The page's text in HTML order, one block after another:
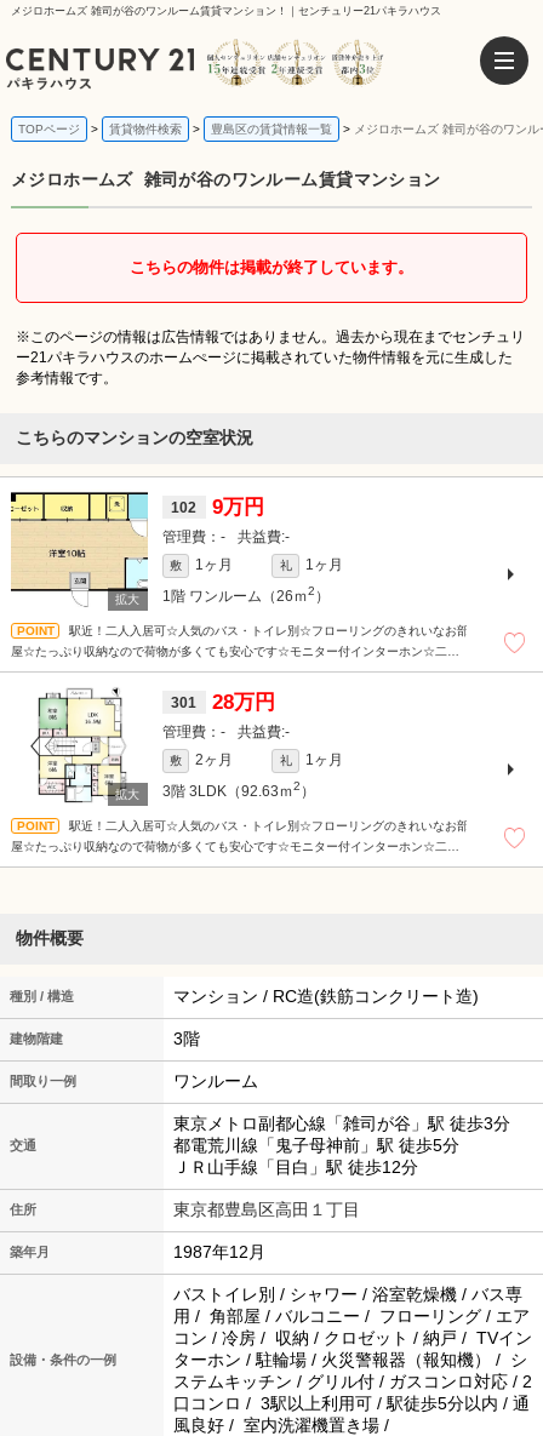
メジロホームズ 雑司が谷のワンルーム賃貸マンション！｜センチュリー21パキラハウス
TOPページ 賃貸物件検索 豊島区の賃貸情報一覧 メジロホームズ 雑司が谷のワン
メジロホームズ 雑司が谷のワンルーム賃貸マンション
こちらの物件は掲載が終了しています。
※このページの情報は広告情報ではありません。過去から現在までセンチュリ
ー21パキラハウスのホームぺージに掲載されていた物件情報を元に生成した
参考情報です。
こちらのマンションの空室状況
102 9万円
- -
敷 1ヶ月 礼
1ヶ月
1階 ワンルーム（26ｍ2 ）
駅近！二人入居可☆人気のバス・トイレ別☆フローリングのきれいなお部
屋☆たっぷり収納なので荷物が多くても安心です☆モニター付インターホン☆二口
301 28万円
- -
敷 2ヶ月 礼
1ヶ月
3階 3LDK（92.63ｍ2 ）
駅近！二人入居可☆人気のバス・トイレ別☆フローリングのきれいなお部
屋☆たっぷり収納なので荷物が多くても安心です☆モニター付インターホン☆二口
物件概要
種別 / 構造 マンション / RC造(鉄筋コンクリート造)
建物階建 3階
間取り一例 ワンルーム
交通
東京メトロ副都心線「雑司が谷」駅 徒歩3分
都電荒川線「鬼子母神前」駅 徒歩5分
ＪＲ山手線「目白」駅 徒歩12分
住所 東京都豊島区高田１丁目
築年月 1987年12月
設備・条件の一例
バストイレ別 / シャワー / 浴室乾燥機 / バス専
用 / 角部屋 / バルコニー / フローリング / エア
コン / 冷房 / 収納 / クロゼット / 納戸 / TVイン
ターホン / 駐輪場 / 火災警報器（報知機） / シ
ステムキッチン / グリル付 / ガスコンロ対応 / 2
口コンロ / 3駅以上利用可 / 駅徒歩5分以内 / 通
風良好 / 室内洗濯機置き場 /